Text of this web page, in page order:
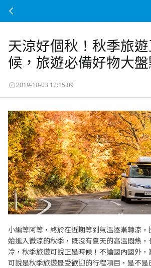
天涼好個秋！秋季旅
候，旅遊必備好物大
2019-10-03 12:15:09
小編等阿等，終於在近期等到氣溫逐漸轉涼
始進入微涼的秋季，既沒有夏天的高溫悶熱
冷，秋季旅遊可說正是時候！不論國內國外
可說是秋季旅遊最受歡迎的行程項目，是不